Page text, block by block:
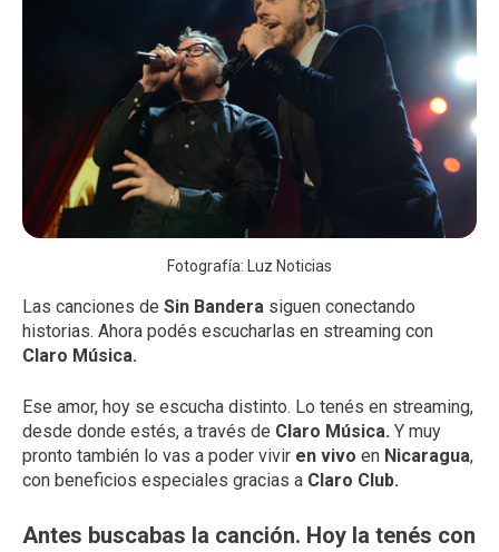
Fotografía: Luz Noticias
Las canciones de Sin Bandera siguen conectando
historias. Ahora podés escucharlas en streaming con
Claro Música.
Ese amor, hoy se escucha distinto. Lo tenés en streaming,
desde donde estés, a través de Claro Música. Y muy
pronto también lo vas a poder vivir en vivo en Nicaragua,
con beneficios especiales gracias a Claro Club.
Antes buscabas la canción. Hoy la tenés con